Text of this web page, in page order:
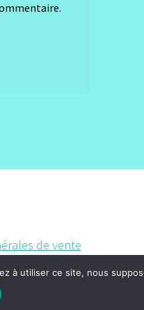
de vente
à utiliser ce site, nous